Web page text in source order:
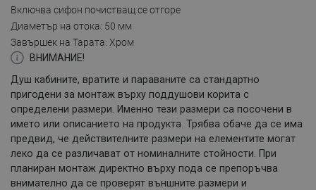
Включва сифон почистващ се отгоре
Диаметър на отока: 50 мм
Завършек на Tapата: Хром
ВНИМАНИЕ!
Душ кабините, вратите и параваните са стандартно
пригодени за монтаж върху поддушови корита с
определени размери. Именно тези размери са посочени в
името или описанието на продукта. Трябва обаче да се има
предвид, че действителните размери на елементите могат
леко да се различават от номиналните стойности. При
планиран монтаж директно върху пода се препоръчва
внимателно да се проверят външните размери и